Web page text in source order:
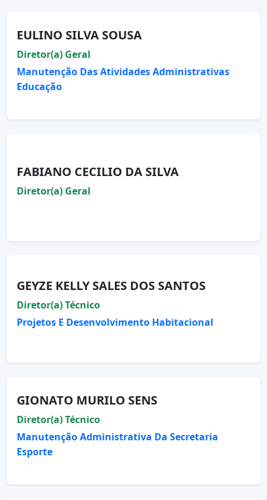
EULINO SILVA SOUSA
Diretor(a) Geral
Manutenção Das Atividades Administrativas
Educação
FABIANO CECILIO DA SILVA
Diretor(a) Geral
GEYZE KELLY SALES DOS SANTOS
Diretor(a) Técnico
Projetos E Desenvolvimento Habitacional
GIONATO MURILO SENS
Diretor(a) Técnico
Manutenção Administrativa Da Secretaria
Esporte